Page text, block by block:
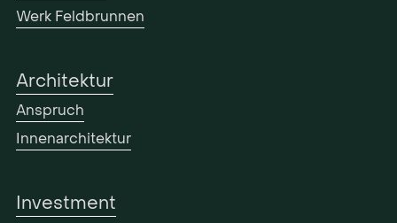
Werk Feldbrunnen
Architektur
Anspruch
Innenarchitektur
Investment